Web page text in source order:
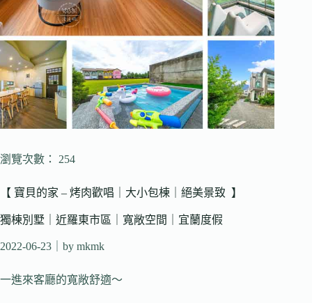
瀏覽次數： 254
【 寶貝的家 – 烤肉歡唱｜大小包棟｜絕美景致 】
獨棟別墅｜近羅東市區｜寬敞空間｜宜蘭度假
2022-06-23 ｜by mkmk
一進來客廳的寬敞舒適～